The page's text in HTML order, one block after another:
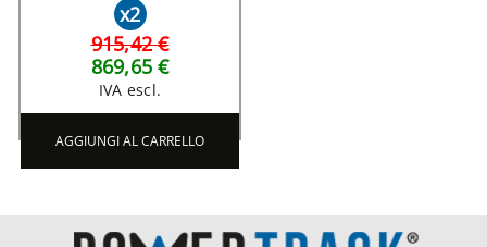
x2
915,42 €
869,65 €
IVA escl.
AGGIUNGI AL CARRELLO